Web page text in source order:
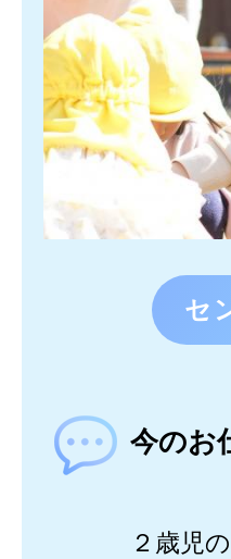
セ
今のお
２歳児